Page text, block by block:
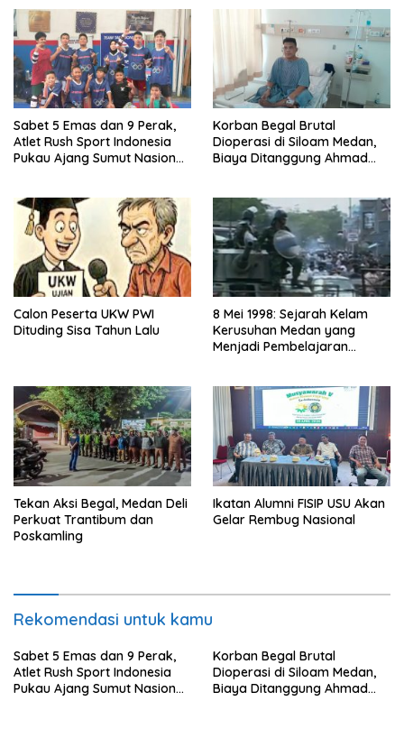
Sabet 5 Emas dan 9 Perak,
Atlet Rush Sport Indonesia
Pukau Ajang Sumut Nasional
Korban Begal Brutal
Dioperasi di Siloam Medan,
Biaya Ditanggung Ahmad
Calon Peserta UKW PWI
Dituding Sisa Tahun Lalu
8 Mei 1998: Sejarah Kelam
Kerusuhan Medan yang
Menjadi Pembelajaran
Tekan Aksi Begal, Medan Deli
Perkuat Trantibum dan
Poskamling
Ikatan Alumni FISIP USU Akan
Gelar Rembug Nasional
Rekomendasi untuk kamu
Sabet 5 Emas dan 9 Perak,
Atlet Rush Sport Indonesia
Pukau Ajang Sumut Nasional
Korban Begal Brutal
Dioperasi di Siloam Medan,
Biaya Ditanggung Ahmad